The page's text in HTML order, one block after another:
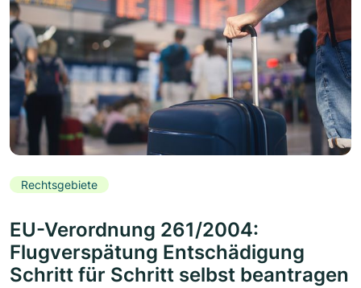
Rechtsgebiete
EU-Verordnung 261/2004:
Flugverspätung Entschädigung
Schritt für Schritt selbst beantragen